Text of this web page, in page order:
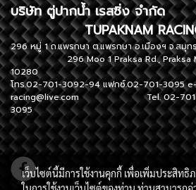
บริษัท ตู่ปากน้ำ เ
TUPAKNAM RACING
296 หมู่ 1 ถ.แพรกษา ต.แพรกษา อ.เมือง
296 Moo 1 Praksa Rd., Praksa
10280
โทร.02-701-3092-94 แฟกซ์.02-701-3095
racing@live.com Tel. 02-701-
3095
เว็บไซต์นี้มีการใช้งานคุกกี้ เพื่อเพิ่มประสิท